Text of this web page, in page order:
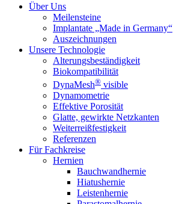
Über Uns
Meilensteine
Implantate „Made in Germany“
Auszeichnungen
Unsere Technologie
Alterungsbeständigkeit
Biokompatibilität
DynaMesh® visible
Dynamometrie
Effektive Porosität
Glatte, gewirkte Netzkanten
Weiterreißfestigkeit
Referenzen
Für Fachkreise
Hernien
Bauchwandhernie
Hiatushernie
Leistenhernie